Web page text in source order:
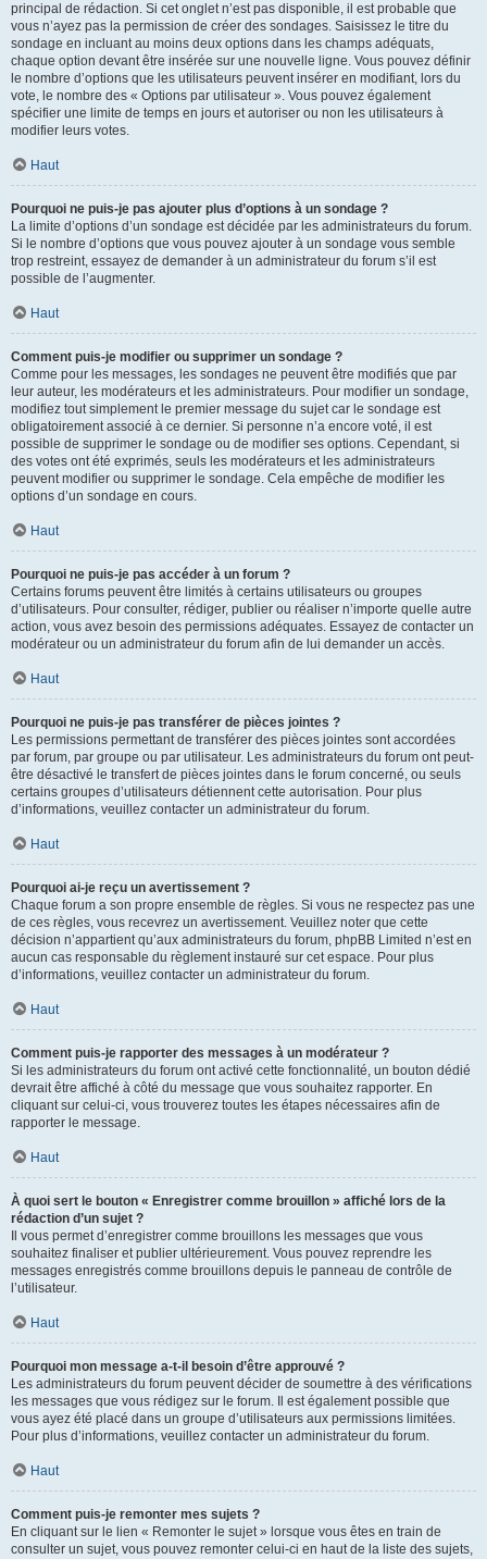
principal de rédaction. Si cet onglet n’est pas disponible, il est probable que
vous n’ayez pas la permission de créer des sondages. Saisissez le titre du
sondage en incluant au moins deux options dans les champs adéquats,
chaque option devant être insérée sur une nouvelle ligne. Vous pouvez définir
le nombre d’options que les utilisateurs peuvent insérer en modifiant, lors du
vote, le nombre des « Options par utilisateur ». Vous pouvez également
spécifier une limite de temps en jours et autoriser ou non les utilisateurs à
modifier leurs votes.
Haut
Pourquoi ne puis-je pas ajouter plus d’options à un sondage ?
La limite d’options d’un sondage est décidée par les administrateurs du forum.
Si le nombre d’options que vous pouvez ajouter à un sondage vous semble
trop restreint, essayez de demander à un administrateur du forum s’il est
possible de l’augmenter.
Haut
Comment puis-je modifier ou supprimer un sondage ?
Comme pour les messages, les sondages ne peuvent être modifiés que par
leur auteur, les modérateurs et les administrateurs. Pour modifier un sondage,
modifiez tout simplement le premier message du sujet car le sondage est
obligatoirement associé à ce dernier. Si personne n’a encore voté, il est
possible de supprimer le sondage ou de modifier ses options. Cependant, si
des votes ont été exprimés, seuls les modérateurs et les administrateurs
peuvent modifier ou supprimer le sondage. Cela empêche de modifier les
options d’un sondage en cours.
Haut
Pourquoi ne puis-je pas accéder à un forum ?
Certains forums peuvent être limités à certains utilisateurs ou groupes
d’utilisateurs. Pour consulter, rédiger, publier ou réaliser n’importe quelle autre
action, vous avez besoin des permissions adéquates. Essayez de contacter un
modérateur ou un administrateur du forum afin de lui demander un accès.
Haut
Pourquoi ne puis-je pas transférer de pièces jointes ?
Les permissions permettant de transférer des pièces jointes sont accordées
par forum, par groupe ou par utilisateur. Les administrateurs du forum ont peut-
être désactivé le transfert de pièces jointes dans le forum concerné, ou seuls
certains groupes d’utilisateurs détiennent cette autorisation. Pour plus
d’informations, veuillez contacter un administrateur du forum.
Haut
Pourquoi ai-je reçu un avertissement ?
Chaque forum a son propre ensemble de règles. Si vous ne respectez pas une
de ces règles, vous recevrez un avertissement. Veuillez noter que cette
décision n’appartient qu’aux administrateurs du forum, phpBB Limited n’est en
aucun cas responsable du règlement instauré sur cet espace. Pour plus
d’informations, veuillez contacter un administrateur du forum.
Haut
Comment puis-je rapporter des messages à un modérateur ?
Si les administrateurs du forum ont activé cette fonctionnalité, un bouton dédié
devrait être affiché à côté du message que vous souhaitez rapporter. En
cliquant sur celui-ci, vous trouverez toutes les étapes nécessaires afin de
rapporter le message.
Haut
À quoi sert le bouton « Enregistrer comme brouillon » affiché lors de la
rédaction d’un sujet ?
Il vous permet d’enregistrer comme brouillons les messages que vous
souhaitez finaliser et publier ultérieurement. Vous pouvez reprendre les
messages enregistrés comme brouillons depuis le panneau de contrôle de
l’utilisateur.
Haut
Pourquoi mon message a-t-il besoin d’être approuvé ?
Les administrateurs du forum peuvent décider de soumettre à des vérifications
les messages que vous rédigez sur le forum. Il est également possible que
vous ayez été placé dans un groupe d’utilisateurs aux permissions limitées.
Pour plus d’informations, veuillez contacter un administrateur du forum.
Haut
Comment puis-je remonter mes sujets ?
En cliquant sur le lien « Remonter le sujet » lorsque vous êtes en train de
consulter un sujet, vous pouvez remonter celui-ci en haut de la liste des sujets,